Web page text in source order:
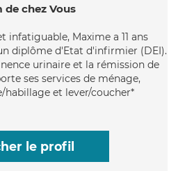
de chez Vous
infatiguable, Maxime a 11 ans
diplôme d'Etat d'infirmier (DEI).
urinaire et la rémission de
ses services de ménage,
et lever/coucher*
le profil